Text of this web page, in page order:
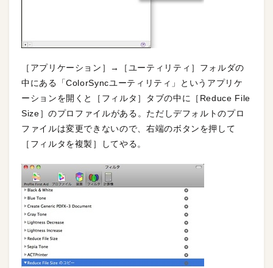
［アプリケーション］→［ユーティリティ］フォルダの
中にある「ColorSyncユーティリティ」というアプリケ
ーションを開くと［フィルタ］タブの中に［Reduce File
Size］のプロファイルがある。ただしデフォルトのプロ
ファイルは変更できないので、右端のボタンを押して
［フィルタを複製］してやる。